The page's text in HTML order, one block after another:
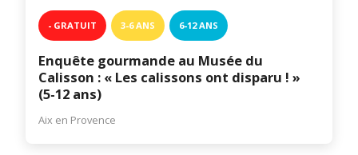
- GRATUIT 3-6 ANS 6-12 ANS
Enquête gourmande au Musée du
Calisson : « Les calissons ont disparu ! »
(5-12 ans)
Aix en Provence